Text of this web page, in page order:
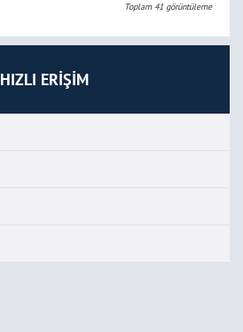
HIZLI ERİŞİM
Toplam 41 görüntüleme